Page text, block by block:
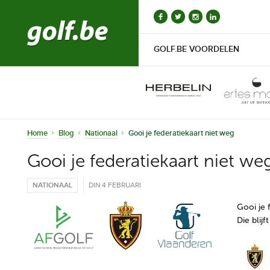
GOLF.BE VOORDELEN
Home Blog Nationaal Gooi je federatiekaart niet weg
Gooi je federatiekaart niet
NATIONAAL DIN 4 FEBRUARI
Gooi je
Die